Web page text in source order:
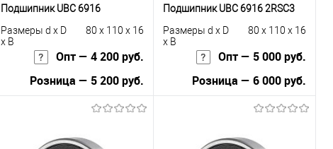
Подшипник UBC 6916
Размеры d x D
x B
80 x 110 x 16
Опт — 4 200 руб.
Розница — 5 200 руб.
Подшипник UBC 6916 2RSС3
Размеры d x D
x B
80 x 110 x 16
Опт — 5 000 руб.
Розница — 6 000 руб.